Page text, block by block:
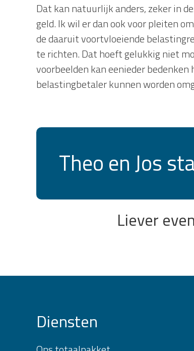
Dat kan natuurlijk anders, zeker in
geld. Ik wil er dan ook voor pleiten
de daaruit voortvloeiende
te richten. Dat hoeft gelukkig niet
voorbeelden kan eenieder
belastingbetaler kunnen worden
Theo en Jos
Liever
Diensten